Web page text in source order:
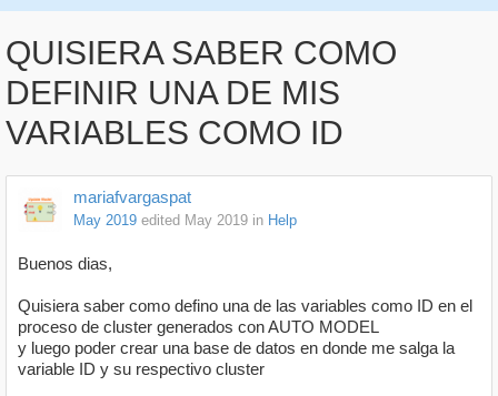
QUISIERA SABER COMO
DEFINIR UNA DE MIS
VARIABLES COMO ID
mariafvargaspat
May 2019 edited May 2019 in Help
Buenos dias,
Quisiera saber como defino una de las variables como ID en el
proceso de cluster generados con AUTO MODEL
y luego poder crear una base de datos en donde me salga la
variable ID y su respectivo cluster